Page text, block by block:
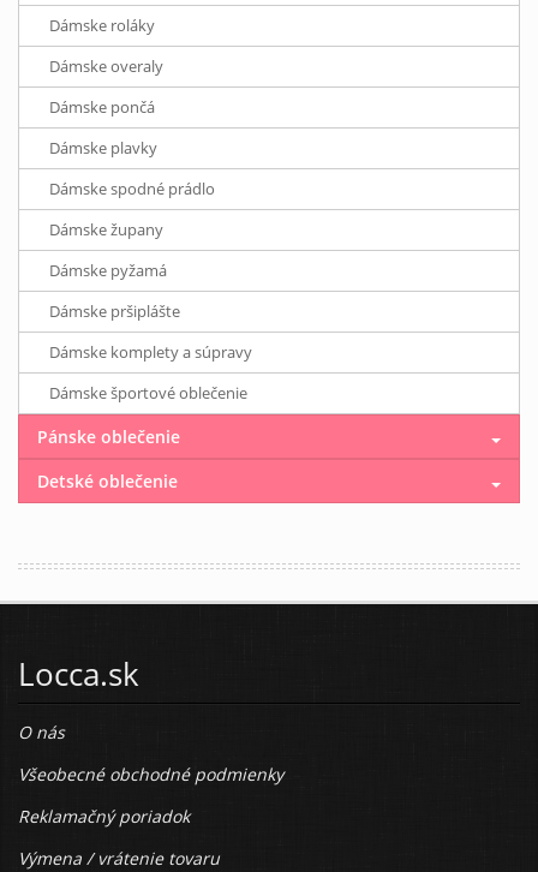
Dámske roláky
Dámske overaly
Dámske pončá
Dámske plavky
Dámske spodné prádlo
Dámske župany
Dámske pyžamá
Dámske pršiplášte
Dámske komplety a súpravy
Dámske športové oblečenie
Pánske oblečenie
Detské oblečenie
Locca.sk
O nás
Všeobecné obchodné podmienky
Reklamačný poriadok
Výmena / vrátenie tovaru